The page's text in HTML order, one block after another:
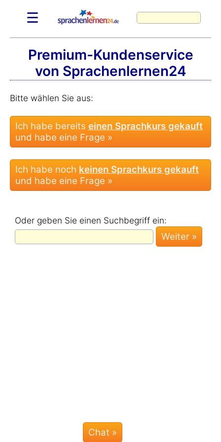
☰
Premium-Kundenservice
von Sprachenlernen24
Bitte wählen Sie aus:
Ich habe bereits einen Sprachkurs gekauft
und habe eine Frage »
Ich habe noch keinen Sprachkurs gekauft
und habe eine Frage »
Oder geben Sie einen Suchbegriff ein:
Weiter »
Chat »